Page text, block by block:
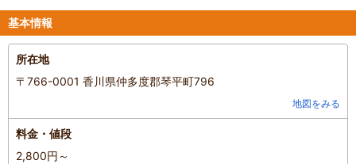
基本情報
所在地
〒766-0001 香川県仲多度郡琴平町796
地図をみる
料金・値段
2,800円～